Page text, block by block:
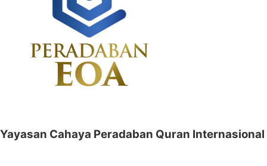
Yayasan Cahaya Peradaban Quran Internasional